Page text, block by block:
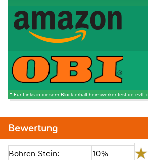
* Für Links in diesem Block erhält heimwerker-test.de evtl.
Bewertung
Bohren Stein: 10%